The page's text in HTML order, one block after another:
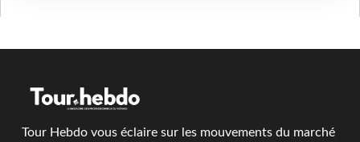
Tour Hebdo vous éclaire sur les mouvements du marché